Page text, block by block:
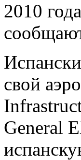
2010
свой
General